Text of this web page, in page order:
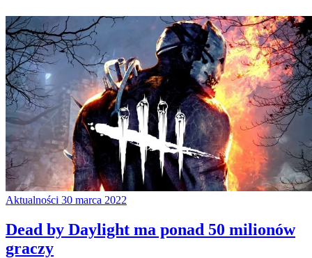
Aktualności 30 marca 2022
Dead by Daylight ma ponad 50 milionów
graczy